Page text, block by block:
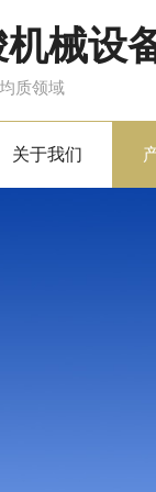
械设
质领域
关于我们